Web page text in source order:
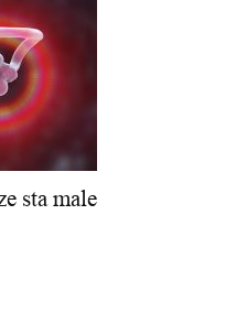
sta male